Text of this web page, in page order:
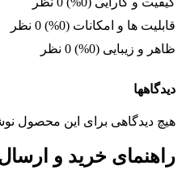
قابلیت ها و امکانات (0%)
0 نظر
ظاهر و زیبایی (0%)
0 نظر
دیدگاهها
هیچ دیدگاهی برای این محصول
راهنمای خرید و